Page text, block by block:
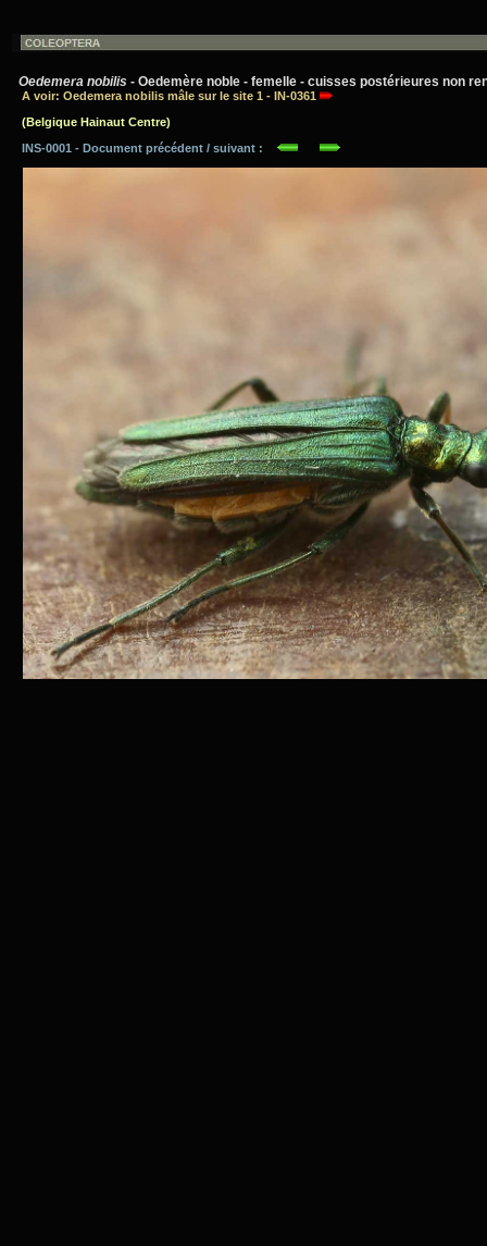
Oedemera nobilis - Oedemère noble - femelle - cuisses postérieures non
A voir: Oedemera nobilis mâle sur le site 1 - IN-0361
(Belgique Hainaut Centre)
INS-0001 - Document précédent / suivant :